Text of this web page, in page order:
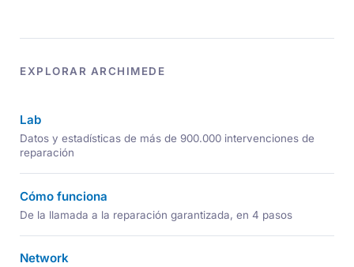
EXPLORAR ARCHIMEDE
Lab
Datos y estadísticas de más de 900.000 intervenciones de
reparación
Cómo funciona
De la llamada a la reparación garantizada, en 4 pasos
Network